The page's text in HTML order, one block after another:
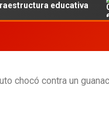
educativa
chocó contra un